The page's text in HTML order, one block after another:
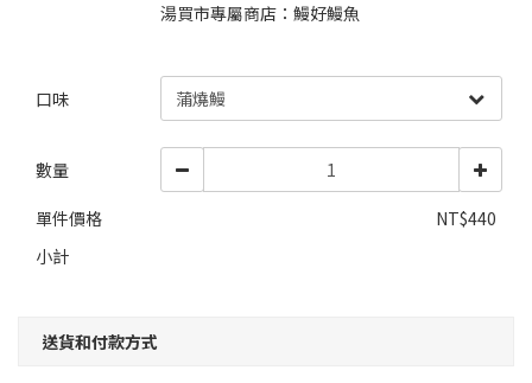
湯買市專屬商店：鰻好鰻魚
口味
數量
單件價格
NT$440
小計
送貨和付款方式